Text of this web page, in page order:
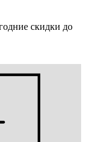
скидки до